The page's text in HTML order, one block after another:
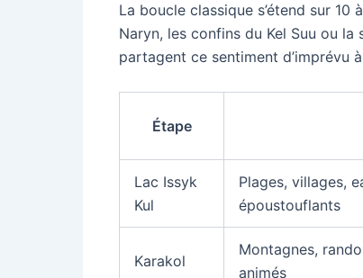
La boucle classique s’étend sur
Naryn, les confins du Kel Suu ou
partagent ce sentiment d’imprévu
Étape
Lac Issyk
Kul
Plages, villages,
époustouflants
Karakol
Montagnes,
animés